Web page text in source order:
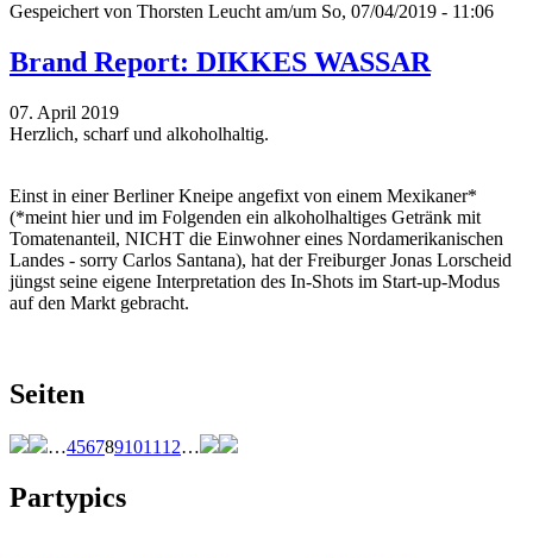
Gespeichert von Thorsten Leucht am/um So, 07/04/2019 - 11:06
Brand Report: DIKKES WASSAR
07. April 2019
Herzlich, scharf und alkoholhaltig.
Einst in einer Berliner Kneipe angefixt von einem Mexikaner*
(*meint hier und im Folgenden ein alkoholhaltiges Getränk mit
Tomatenanteil, NICHT die Einwohner eines Nordamerikanischen
Landes - sorry Carlos Santana), hat der Freiburger Jonas Lorscheid
jüngst seine eigene Interpretation des In-Shots im Start-up-Modus
auf den Markt gebracht.
Seiten
…4567891011 12…
Partypics